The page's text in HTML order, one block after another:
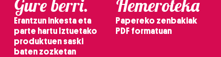
Gure berri.
Erantzun inkesta eta
parte hartu Iztuetako
produktuen saski
baten zozketan
Hemeroteka
Papereko zenbakiak
PDF formatuan